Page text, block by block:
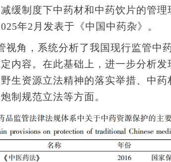
缓制度下中药材和中药饮片的管
年2月发表于《中国中药杂》。
视角，系统分析了我国现行监管中
内容。在此基础上，进一步分析
生资源立法精神的落实举措、中
制规范立法等方面。